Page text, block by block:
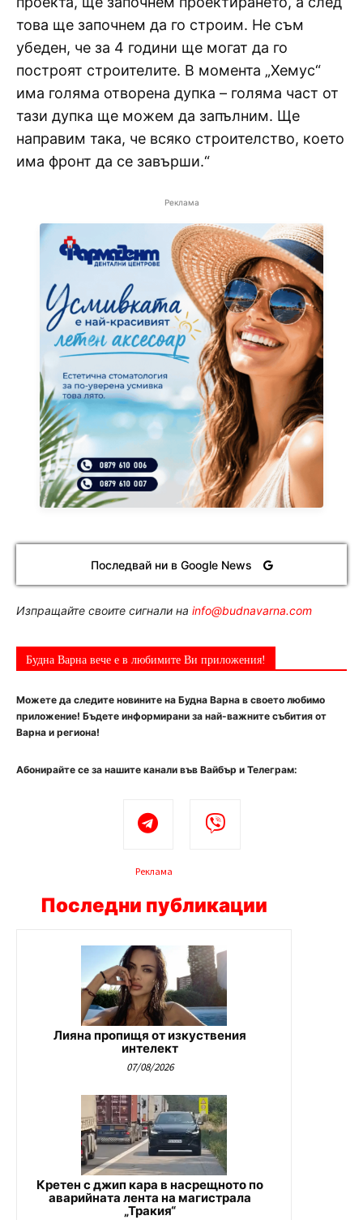
това ще започнем да го строим. Не съм
убеден, че за 4 години ще могат да го
построят строителите. В момента „Хемус“
има голяма отворена дупка – голяма част от
тази дупка ще можем да запълним. Ще
направим така, че всяко строителство, което
има фронт да се завърши.“
Реклама
Последвай ни в Google News
Изпращайте своите сигнали на info@budnavarna.com
Будна Варна вече е в любимите Ви приложения!
Можете да следите новините на Будна Варна в своето любимо
приложение! Бъдете информирани за най-важните събития от
Варна и региона!
Абонирайте се за нашите канали във Вайбър и Телеграм:
Реклама
Последни публикации
Лияна пропищя от изкуствения
интелект
07/08/2026
Кретен с джип кара в насрещното по
аварийната лента на магистрала
„Тракия“